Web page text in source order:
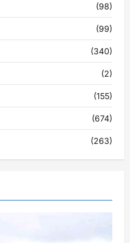
(98)
(99)
(340)
(2)
(155)
(674)
(263)